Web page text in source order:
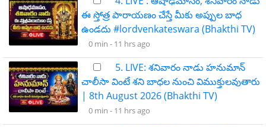
ఈ స్తోత్ర పారాయణం చేస్తే మీకు అప్పుల బాధ
ఉండదు #lordvenkateswara (Bhakthi TV)
0 min - 11 hrs ago
5. LIVE: శనివారం నాడు హనుమాన్
చాలీసా వింటే శని బాధల నుంచి విముక్తులవుతారు
| 8th August 2026 (Bhakthi TV)
0 min - 11 hrs ago